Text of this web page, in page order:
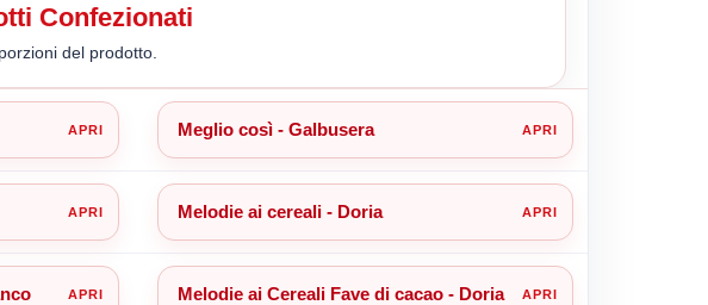
Confezionati
del prodotto.
Meglio così - Galbusera
Melodie ai cereali - Doria
Melodie ai Cereali Fave di cacao - Doria